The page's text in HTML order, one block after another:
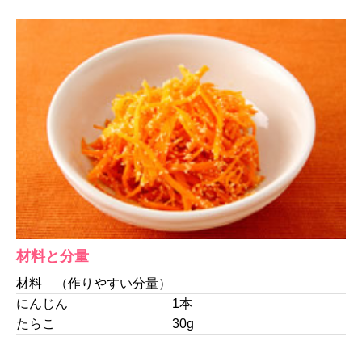
材料と分量
材料 （作りやすい分量）
にんじん
1本
たらこ
30g